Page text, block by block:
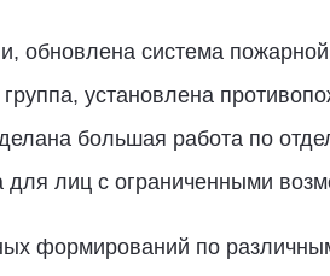
обновлена система
установлена
большая работа по
для лиц с ограниченными
формирований по